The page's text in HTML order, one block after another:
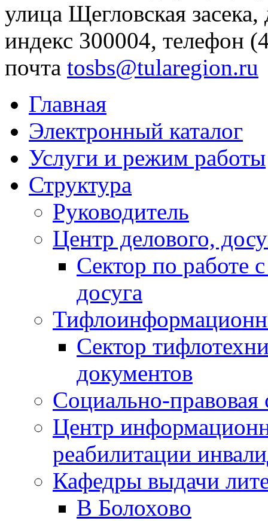
улица Щегловская
индекс 300004, телефон
почта tosbs@tularegion.ru
Главная
Электронный каталог
Услуги и режим работы
Структура
Руководитель
Центр делового,
Сектор по работе
досуга
Сектор
документов
Социально-правовая
Центр
реабилитации
Кафедры выдачи
В Болохово